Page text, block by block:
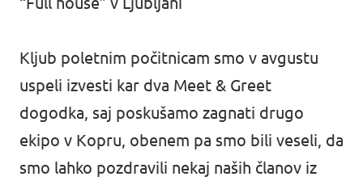
Kljub poletnim počitnicam smo v avgustu
uspeli izvesti kar dva Meet & Greet
dogodka, saj poskušamo zagnati drugo
ekipo v Kopru, obenem pa smo bili veseli, da
smo lahko pozdravili nekaj naših članov iz